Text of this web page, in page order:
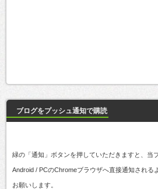
ブログをプッシュ通知で購読
緑の「通知」ボタンを押していただきますと、当
Android / PCのChromeブラウザへ直接通知される
お願いします。